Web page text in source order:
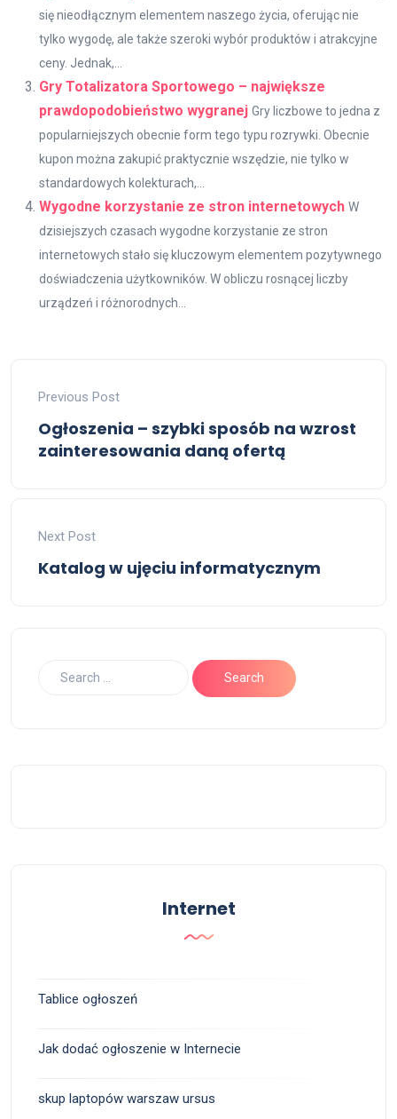
się nieodłącznym elementem naszego życia, oferując nie
tylko wygodę, ale także szeroki wybór produktów i atrakcyjne
ceny. Jednak,...
Gry Totalizatora Sportowego – największe
prawdopodobieństwo wygranej Gry liczbowe to jedna z
popularniejszych obecnie form tego typu rozrywki. Obecnie
kupon można zakupić praktycznie wszędzie, nie tylko w
standardowych kolekturach,...
Wygodne korzystanie ze stron internetowych W
dzisiejszych czasach wygodne korzystanie ze stron
internetowych stało się kluczowym elementem pozytywnego
doświadczenia użytkowników. W obliczu rosnącej liczby
urządzeń i różnorodnych...
Previous Post
Ogłoszenia – szybki sposób na wzrost
zainteresowania daną ofertą
Next Post
Katalog w ujęciu informatycznym
Internet
Tablice ogłoszeń
Jak dodać ogłoszenie w Internecie
skup laptopów warszaw ursus